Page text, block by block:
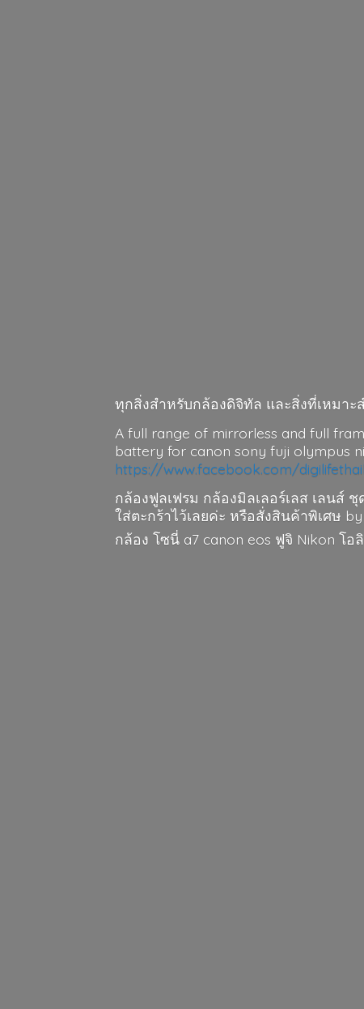
ทุกสิ่งสำหรับกล้องดิจิทัล และสิ่งที่เหมา
A full range of mirrorless and full
battery for canon sony fuji olympus
https://www.facebook.com/
กล้องฟูลเฟรม กล้องมิลเลอร์เลส เลน
ใส่ตะกร้าไว้เลยค่ะ หรือสั่งสินค้าพิเศษ
กล้อง โซนี่ a7 canon eos ฟูจิ Nikon โ